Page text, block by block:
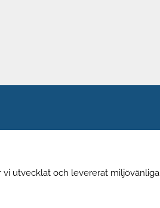
vi utvecklat och levererat miljövänliga